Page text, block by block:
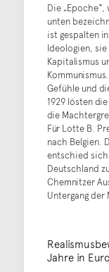
Die
unten
ist gespalten
Ideologien,
Kapitalismus
Gefühle und
1929 lösten
die
Für Lotte B.
nach Belgien.
entschied sich
Deutschland
Chemnitzer
Untergang
Jahre in